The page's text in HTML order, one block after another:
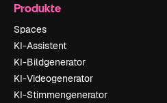
Produkte
Spaces
KI-Assistent
KI-Bildgenerator
KI-Videogenerator
KI-Stimmengenerator